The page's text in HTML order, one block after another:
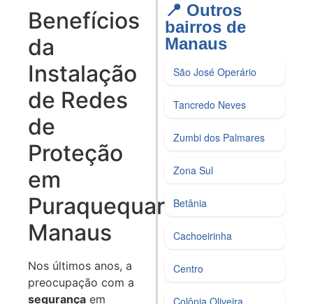
Benefícios
da
Instalação
de Redes
de
Proteção
em
Puraquequara
Manaus
Nos últimos anos, a
preocupação com a
segurança em
📍 Outros
bairros de
Manaus​
São José Operário
Tancredo Neves
Zumbi dos Palmares
Zona Sul
Betânia
Cachoeirinha
Centro